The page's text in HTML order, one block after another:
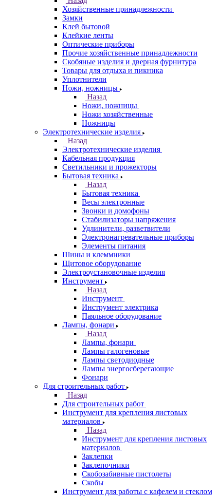
Хозяйственные принадлежности
Замки
Клей бытовой
Клейкие ленты
Оптические приборы
Прочие хозяйственные принадлежности
Скобяные изделия и дверная фурнитура
Товары для отдыха и пикника
Уплотнители
Ножи, ножницы
Назад
Ножи, ножницы
Ножи хозяйственные
Ножницы
Электротехнические изделия
Назад
Электротехнические изделия
Кабельная продукция
Светильники и прожекторы
Бытовая техника
Назад
Бытовая техника
Весы электронные
Звонки и домофоны
Стабилизаторы напряжения
Удлинители, разветвители
Электронагревательные приборы
Элементы питания
Шины и клеммники
Щитовое оборудование
Электроустановочные изделия
Инструмент
Назад
Инструмент
Инструмент электрика
Паяльное оборудование
Лампы, фонари
Назад
Лампы, фонари
Лампы галогеновые
Лампы светодиодные
Лампы энергосберегающие
Фонари
Для строительных работ
Назад
Для строительных работ
Инструмент для крепления листовых
материалов
Назад
Инструмент для крепления листовых
материалов
Заклепки
Заклепочники
Скобозабивные пистолеты
Скобы
Инструмент для работы с кафелем и стеклом